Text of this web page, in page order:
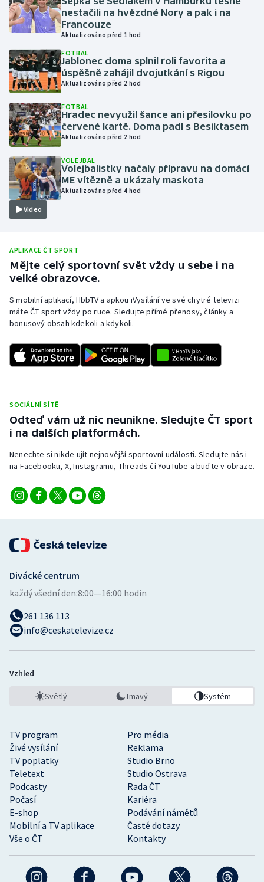
Lyže a snowboard
Moderní pětiboj
Motorsport
Olympijské hry
Parasport
Plavání
Plážový volejbal
Ragby
Rychlobruslení
Rychlostní kanoistika
Short track
Stolní tenis
Triatlon
Veslování
Ostatní
nestačili na hvězdné Nory a pak i na
Francouze
Aktualizováno před 1 hod
FOTBAL
Jablonec doma splnil roli favorita a
úspěšně zahájil dvojutkání s Rigou
Aktualizováno před 2 hod
FOTBAL
Hradec nevyužil šance ani přesilovku po
červené kartě. Doma padl s Besiktasem
Aktualizováno před 2 hod
Video
VOLEJBAL
Volejbalistky načaly přípravu na domácí
ME vítězně a ukázaly maskota
Aktualizováno před 4 hod
APLIKACE ČT SPORT
Mějte celý sportovní svět vždy u sebe i na
velké obrazovce.
S mobilní aplikací, HbbTV a apkou iVysílání ve své chytré televizi
máte ČT sport vždy po ruce. Sledujte přímé přenosy, články a
bonusový obsah kdekoli a kdykoli.
SOCIÁLNÍ SÍTĚ
Odteď vám už nic neunikne. Sledujte ČT sport
i na dalších platformách.
Nenechte si nikde ujít nejnovější sportovní události. Sledujte nás i
na Facebooku, X, Instagramu, Threads či YouTube a buďte v obraze.
TV program
Pro média
Živé vysílání
Reklama
TV poplatky
Studio Brno
Teletext
Studio Ostrava
Podcasty
Rada ČT
Počasí
Kariéra
E-shop
Podávání námětů
Mobilní a TV aplikace
Časté dotazy
Vše o ČT
Kontakty
Divácké centrum
každý všední den:8:00—16:00 hodin
261 136 113
info@ceskatelevize.cz
Vzhled
Světlý Tmavý Systém